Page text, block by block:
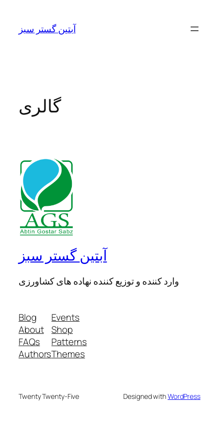
content
آبتین گستر سبز
گالری
آبتین گستر سبز
وارد کننده و توزیع کننده نهاده های کشاورزی
Blog
About
FAQs
Authors
Events
Shop
Patterns
Themes
Twenty Twenty-Five Designed withWordPress